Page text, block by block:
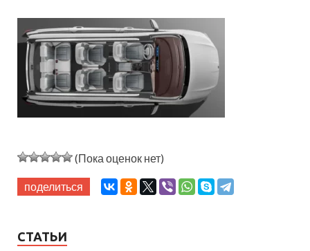
(Пока оценок нет)
поделиться
СТАТЬИ